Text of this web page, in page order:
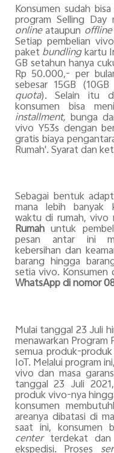
Konsumen sudah
program Selling
onlineataupun offline
Setiap pembelian
paketbundlingkartu
GB setahun hanya
Rp 50.000,- per
sebesar 15GB (10GB
quota). Selain itu
konsumen bisa
installment, bunga
vivo Y53s dengan
gratis biaya
Rumah'. Syarat dan
Sebagai bentuk
mana lebih banyak
waktu di rumah, vivo
Rumahuntuk
pesan antar ini
kebersihan dan
barang hingga
setia vivo.
WhatsApp di nomor
Mulai tanggal 23 Juli
menawarkan Program
semua produk-
IoT. Melalui program
vivo dan masa
tanggal 23 Juli
produk vivo-nya
konsumen
areanya dibatasi di
saat ini, konsumen
center terdekat dan